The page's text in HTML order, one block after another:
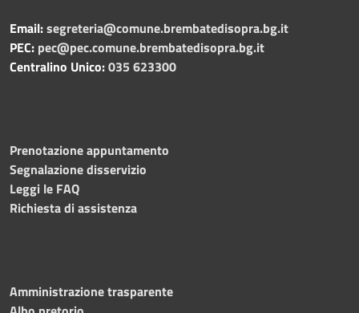
Email:segreteria@comune.brembatedisopra.bg.it
PEC: pec@pec.comune.brembatedisopra.bg.it
Centralino Unico:035 623300
Prenotazione appuntamento
Segnalazione disservizio
Leggi le FAQ
Richiesta di assistenza
Amministrazione trasparente